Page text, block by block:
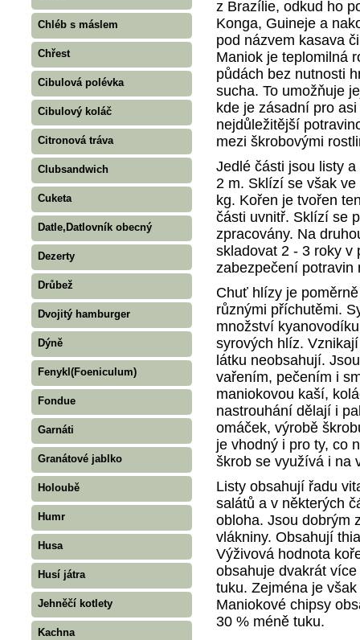
Chléb s máslem
Chřest
Cibulová polévka
Cibulový koláč
Citronová tráva
Clubsandwich
Cuketa
Datle,Datlovník obecný
Dezerty
Drůbež
Dvojitý hamburger
Dýně
Fenykl(Foeniculum)
Fondue
Garnáti
Granátové jablko
Holoubě
Humr
Husa
Husí játra
Jehněčí kotlety
Kachna
z Brazílie, odkud ho
Konga, Guineje a
pod názvem kasava
Maniok je teplomilná
půdách bez nutnosti
sucha. To umožňuje
kde je zásadní pro
nejdůležitější
mezi škrobovými
Jedlé části jsou listy
2 m. Sklízí se však
kg. Kořen je tvořen
části uvnitř. Sklízí se
zpracovány. Na
skladovat 2 - 3 roky v
zabezpečení potravin
Chuť hlízy je
různými příchutěmi.
množství
syrových hlíz.
látku neobsahují.
vařením, pečením i
maniokovou kaší,
nastrouhání dělají i
omáček, výrobě
je vhodný i pro ty, co
škrob se využívá i na
Listy obsahují řadu
salátů a v některých
obloha. Jsou dobrým
vlákniny. Obsahují
Výživová hodnota
obsahuje dvakrát
tuku. Zejména je
Maniokové chipsy
30 % méně tuku.